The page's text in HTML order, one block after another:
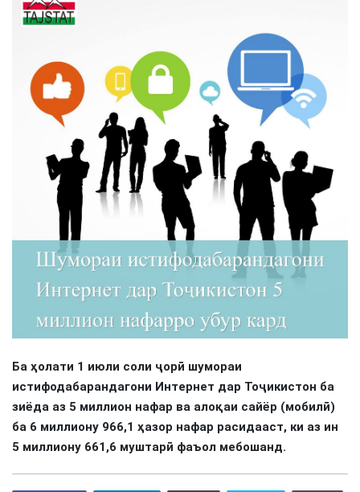
Ба ҳолати 1 июли соли ҷорӣ шумораи
истифодабарандагони Интернет дар Тоҷикистон ба
зиёда аз 5 миллион нафар ва алоқаи сайёр (мобилӣ)
ба 6 миллиону 966,1 ҳазор нафар расидааст, ки аз ин
5 миллиону 661,6 муштарӣ фаъол мебошанд.